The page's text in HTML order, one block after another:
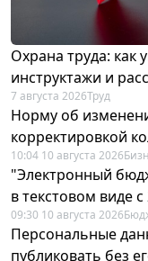
Охрана труда: как
инструктажи и
7 августа 2026Труд
Норму об
корректировкой
10:04 10 августа 2026
"Электронный
в текстовом виде с
09:30 10 августа 2026
Персональные
публиковать без